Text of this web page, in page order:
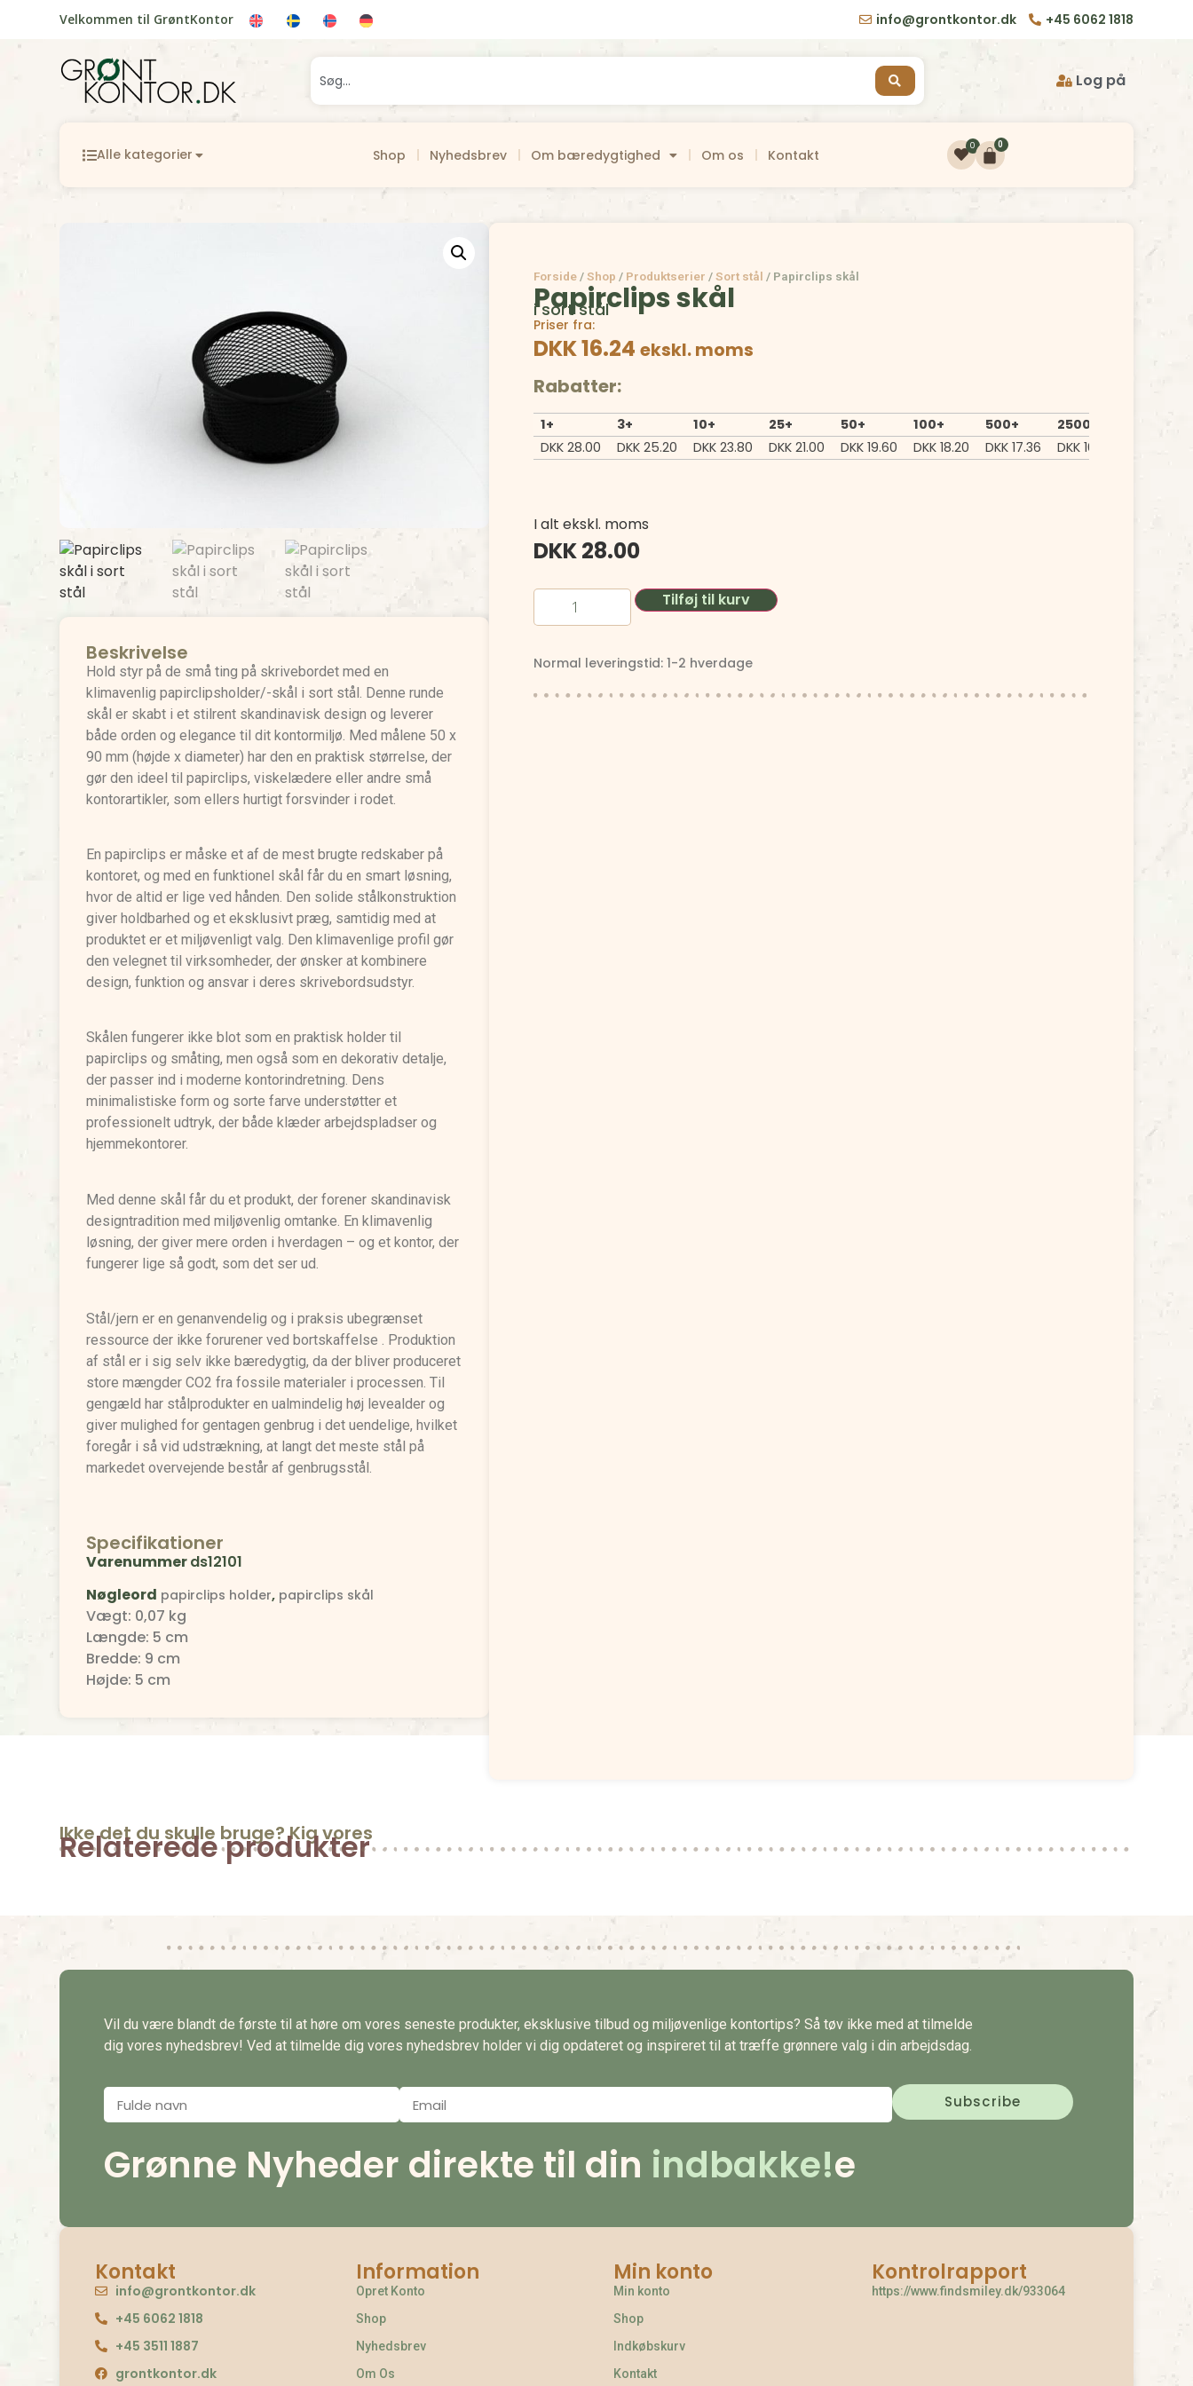
Velkommen til GrøntKontor info@grontkontor.dk +45 6062 1818
Log på
Alle kategorier Shop Nyhedsbrev Om bæredygtighed Om os Kontakt
0 0
Beskrivelse
Hold styr på de små ting på skrivebordet med en
klimavenlig papirclipsholder/-skål i sort stål. Denne runde
skål er skabt i et stilrent skandinavisk design og leverer
både orden og elegance til dit kontormiljø. Med målene 50 x
90 mm (højde x diameter) har den en praktisk størrelse, der
gør den ideel til papirclips, viskelædere eller andre små
kontorartikler, som ellers hurtigt forsvinder i rodet.
En papirclips er måske et af de mest brugte redskaber på
kontoret, og med en funktionel skål får du en smart løsning,
hvor de altid er lige ved hånden. Den solide stålkonstruktion
giver holdbarhed og et eksklusivt præg, samtidig med at
produktet er et miljøvenligt valg. Den klimavenlige profil gør
den velegnet til virksomheder, der ønsker at kombinere
design, funktion og ansvar i deres skrivebordsudstyr.
Skålen fungerer ikke blot som en praktisk holder til
papirclips og småting, men også som en dekorativ detalje,
der passer ind i moderne kontorindretning. Dens
minimalistiske form og sorte farve understøtter et
professionelt udtryk, der både klæder arbejdspladser og
hjemmekontorer.
Med denne skål får du et produkt, der forener skandinavisk
designtradition med miljøvenlig omtanke. En klimavenlig
løsning, der giver mere orden i hverdagen – og et kontor, der
fungerer lige så godt, som det ser ud.
Stål/jern er en genanvendelig og i praksis ubegrænset
ressource der ikke forurener ved bortskaffelse . Produktion
af stål er i sig selv ikke bæredygtig, da der bliver produceret
store mængder CO2 fra fossile materialer i processen. Til
gengæld har stålprodukter en ualmindelig høj levealder og
giver mulighed for gentagen genbrug i det uendelige, hvilket
foregår i så vid udstrækning, at langt det meste stål på
markedet overvejende består af genbrugsstål.
Specifikationer
Varenummerds12101
Nøgleord papirclips holder, papirclips skål
Vægt: 0,07 kg
Længde: 5 cm
Bredde: 9 cm
Højde: 5 cm
Forside /Shop / Produktserier /Sort stål / Papirclips skål
Papirclips skål
i sort stål
Priser fra:
DKK 16.24ekskl. moms
Rabatter:
1+ 3+ 10+ 25+ 50+ 100+ 500+
2500+
DKK 28.00 DKK 25.20 DKK 23.80 DKK 21.00 DKK 19.60 DKK 18.20 DKK 17.36 DKK 16.24
I alt ekskl. moms
DKK28.00
Tilføj til kurv
Normal leveringstid: 1-2 hverdage
Ikke det du skulle bruge? Kig vores
Relaterede produkter
Vil du være blandt de første til at høre om vores seneste produkter, eksklusive tilbud og miljøvenlige kontortips? Så tøv ikke med at tilmelde
dig vores nyhedsbrev! Ved at tilmelde dig vores nyhedsbrev holder vi dig opdateret og inspireret til at træffe grønnere valg i din arbejdsdag.
Grønne Nyheder direkte til din indbakke!e
Kontakt
info@grontkontor.dk
+45 6062 1818
+45 3511 1887
grontkontor.dk
Information
Opret Konto
Shop
Nyhedsbrev
Om Os
Min konto
Min konto
Shop
Indkøbskurv
Kontakt
Kontrolrapport
https://www.findsmiley.dk/933064